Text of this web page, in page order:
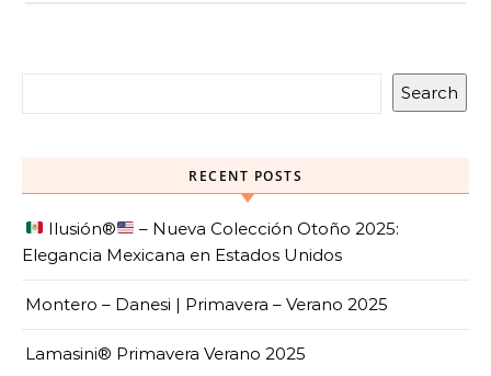
Search
RECENT POSTS
Ilusión®️
– Nueva Colección Otoño 2025:
Elegancia Mexicana en Estados Unidos
Montero – Danesi | Primavera – Verano 2025
Lamasini® Primavera Verano 2025